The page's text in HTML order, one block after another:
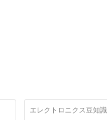
エレクトロニクス豆知識